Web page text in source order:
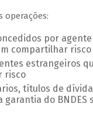
operações:
por
compartilhar risco
estrangeiros
risco
títulos de dívida
garantia do